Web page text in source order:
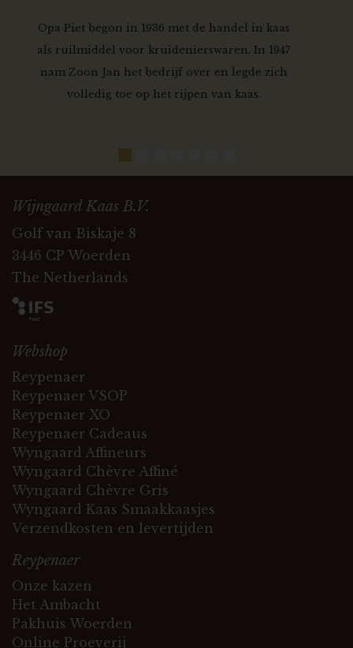
Opa Piet begon in 1936 met de handel in kaas
als ruilmiddel voor kruidenierswaren. In 1947
nam Zoon Jan het bedrijf over en legde zich
volledig toe op het rijpen van kaas.
Wijngaard Kaas B.V.
Golf van Biskaje 8
3446 CP Woerden
The Netherlands
Webshop
Reypenaer
Reypenaer VSOP
Reypenaer XO
Reypenaer Cadeaus
Wyngaard Affineurs
Wyngaard Chèvre Affiné
Wyngaard Chèvre Gris
Wyngaard Kaas Smaakkaasjes
Verzendkosten en levertijden
Reypenaer
Onze kazen
Het Ambacht
Pakhuis Woerden
Online Proeverij